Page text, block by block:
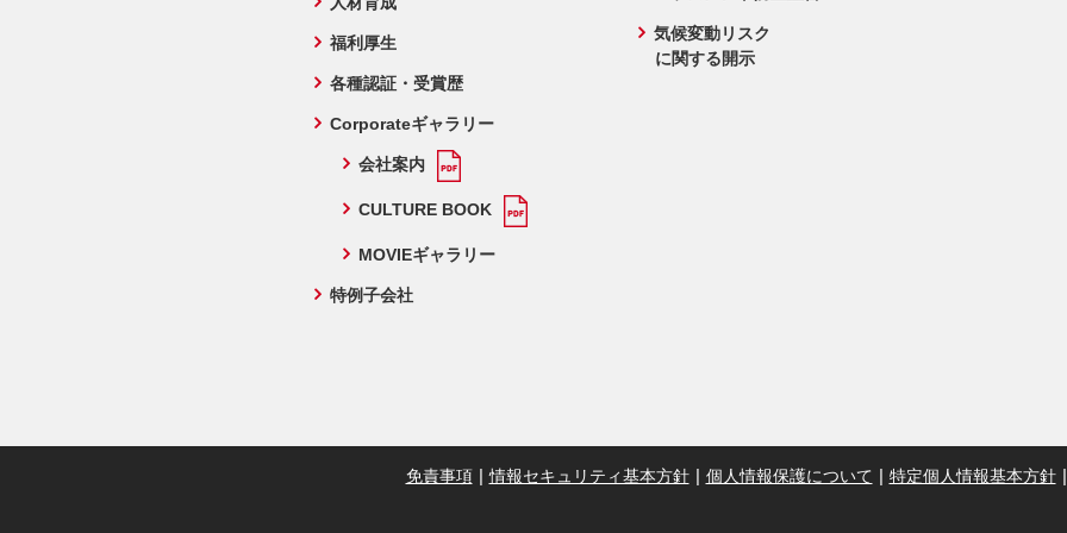
福利厚生
各種認証・受賞歴
Corporateギャラリー
会社案内
CULTURE BOOK
MOVIEギャラリー
特例子会社
気候変動リスク
に関する開示
免責事項 情報セキュリティ基本方針 個人情報保護について 特定個人情報基本方針